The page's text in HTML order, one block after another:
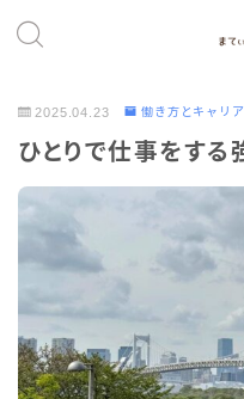
コンテンツの磨き方
ツール
健康・暮らし
考え方
2025.04.23 働き方とキャリア
ひとりで仕事をする